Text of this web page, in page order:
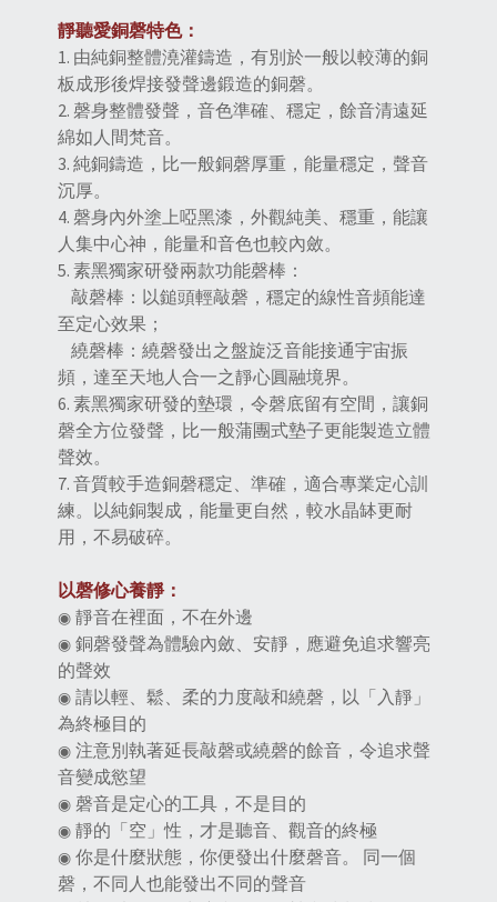
靜聽愛銅磬特色：
1. 由純銅整體澆灌鑄造，有別於一般以較薄的銅
板成形後焊接發聲邊鍛造的銅磬。
2. 磬身整體發聲，音色準確、穩定，餘音清遠延
綿如人間梵音。
3. 純銅鑄造，比一般銅磬厚重，能量穩定，聲音
沉厚。
4. 磬身內外塗上啞黑漆，外觀純美、穩重，能讓
人集中心神，能量和音色也較內斂。
5. 素黑獨家研發兩款功能磬棒：
敲磬棒：以鎚頭輕敲磬，穩定的線性音頻能達
至定心效果；
繞磬棒：繞磬發出之盤旋泛音能接通宇宙振
頻，達至天地人合一之靜心圓融境界。
6. 素黑獨家研發的墊環，令磬底留有空間，讓銅
磬全方位發聲，比一般蒲團式墊子更能製造立體
聲效。
7. 音質較手造銅磬穩定、準確，適合專業定心訓
練。以純銅製成，能量更自然，較水晶缽更耐
用，不易破碎。
以磬修心養靜：
◉ 靜音在裡面，不在外邊
◉ 銅磬發聲為體驗內斂、安靜，應避免追求響亮
的聲效
◉ 請以輕、鬆、柔的力度敲和繞磬，以「入靜」
為終極目的
◉ 注意別執著延長敲磬或繞磬的餘音，令追求聲
音變成慾望
◉ 磬音是定心的工具，不是目的
◉ 靜的「空」性，才是聽音、觀音的終極
◉ 你是什麼狀態，你便發出什麼磬音。 同一個
磬，不同人也能發出不同的聲音